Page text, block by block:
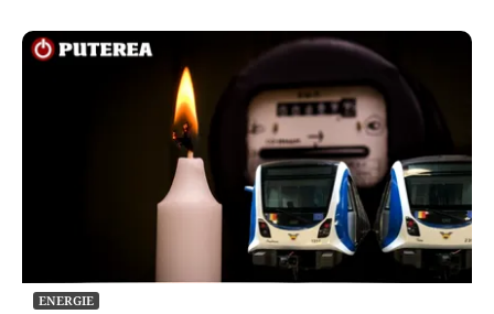
ENERGIE